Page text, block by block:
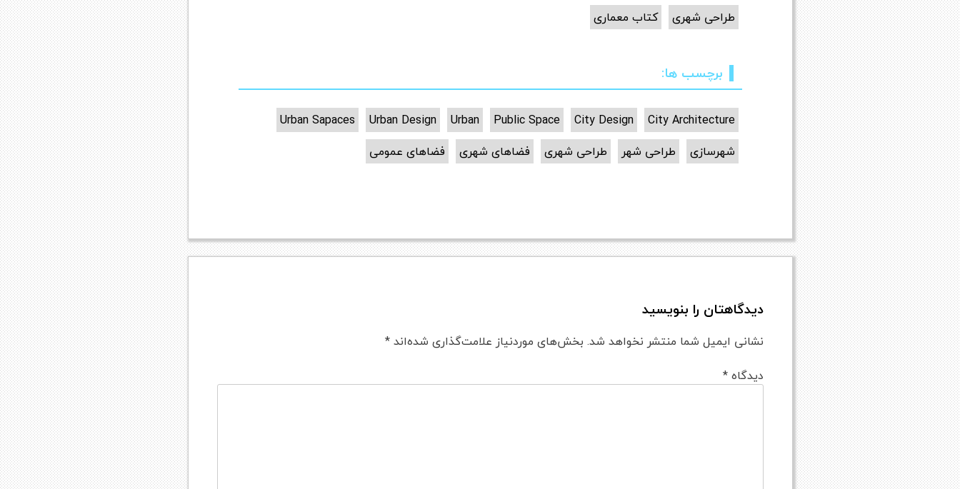
طراحی شهری کتاب معماری
برچسب ها:
City Architecture
City Design
Public Space
Urban
Urban Design
Urban Sapaces
شهرسازی
طراحی شهر طراحی شهری فضاهای شهری فضاهای عمومی
دیدگاهتان را بنویسید
نشانی ایمیل شما منتشر نخواهد شد. بخش‌های موردنیاز علامت‌گذاری شده‌اند*
دیدگاه*